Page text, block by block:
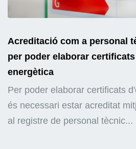
Acreditació com a personal
per poder elaborar certificats
energètica
Per poder elaborar certificats
és necessari estar acreditat
al registre de personal tècnic...